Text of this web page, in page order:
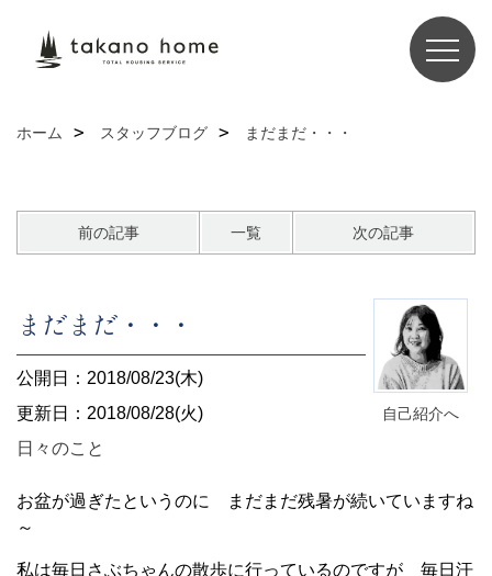
ホーム スタッフブログ まだまだ・・・
前の記事 一覧 次の記事
自己紹介へ
まだまだ・・・
公開日：2018/08/23(木)
更新日：2018/08/28(火)
日々のこと
お盆が過ぎたというのに まだまだ残暑が続いていますね
～
私は毎日さぶちゃんの散歩に行っているのですが 毎日汗